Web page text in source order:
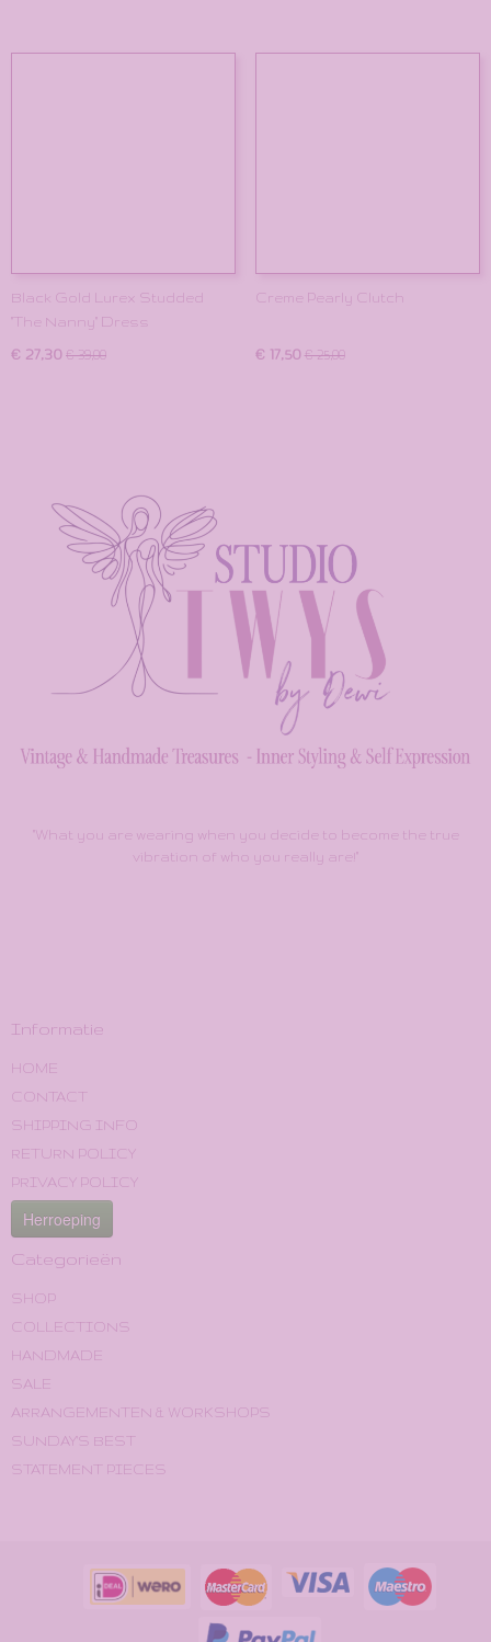
Black Gold Lurex Studded
"The Nanny" Dress
€ 27,30 € 39,00
Creme Pearly Clutch
€ 17,50 € 25,00
"What you are wearing when you decide to become the true
vibration of who you really are!"
Informatie
HOME
CONTACT
SHIPPING INFO
RETURN POLICY
PRIVACY POLICY
Herroeping
Categorieën
SHOP
COLLECTIONS
HANDMADE
SALE
ARRANGEMENTEN & WORKSHOPS
SUNDAY'S BEST
STATEMENT PIECES